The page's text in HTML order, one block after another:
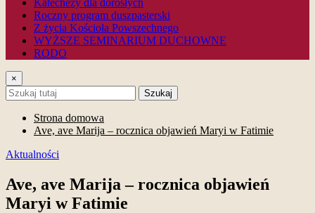
Katechezy dla dorosłych
Roczny program duszpasterski
Z życia Kościoła Powszechnego
WYŻSZE SEMINARIUM DUCHOWNE
RODO
×
Szukaj
Strona domowa
Ave, ave Marija – rocznica objawień Maryi w Fatimie
Aktualności
Ave, ave Marija – rocznica objawień
Maryi w Fatimie